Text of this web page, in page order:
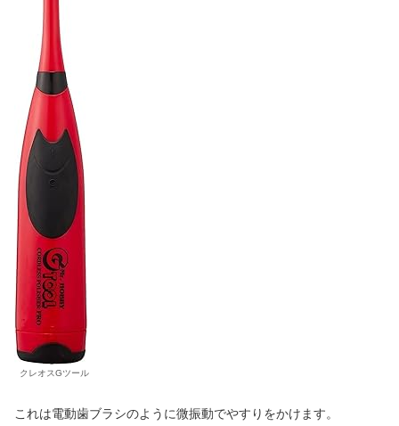
クレオスGツール
これは電動歯ブラシのように微振動でやすりをかけます。